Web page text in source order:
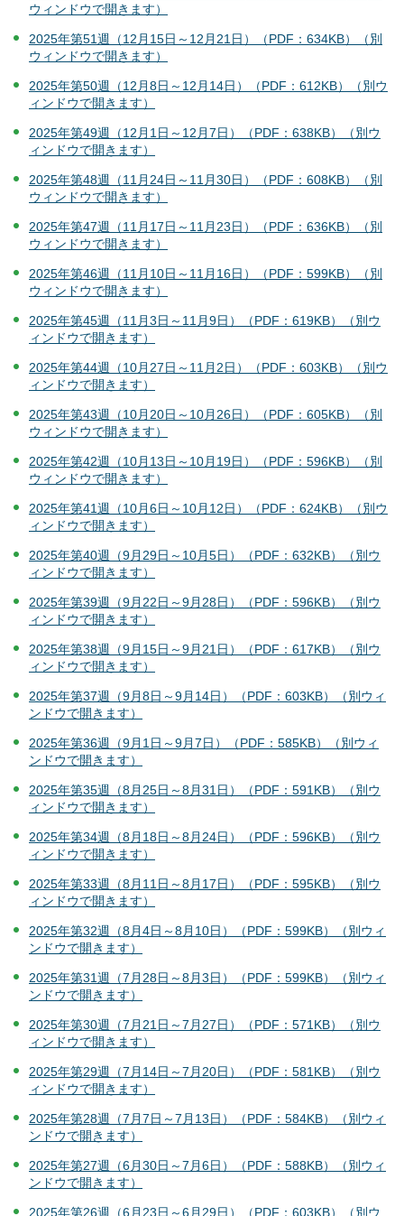
ウィンドウで開きます）
2025年第51週（12月15日～12月21日）（PDF：634KB）（別
ウィンドウで開きます）
2025年第50週（12月8日～12月14日）（PDF：612KB）（別ウ
ィンドウで開きます）
2025年第49週（12月1日～12月7日）（PDF：638KB）（別ウ
ィンドウで開きます）
2025年第48週（11月24日～11月30日）（PDF：608KB）（別
ウィンドウで開きます）
2025年第47週（11月17日～11月23日）（PDF：636KB）（別
ウィンドウで開きます）
2025年第46週（11月10日～11月16日）（PDF：599KB）（別
ウィンドウで開きます）
2025年第45週（11月3日～11月9日）（PDF：619KB）（別ウ
ィンドウで開きます）
2025年第44週（10月27日～11月2日）（PDF：603KB）（別ウ
ィンドウで開きます）
2025年第43週（10月20日～10月26日）（PDF：605KB）（別
ウィンドウで開きます）
2025年第42週（10月13日～10月19日）（PDF：596KB）（別
ウィンドウで開きます）
2025年第41週（10月6日～10月12日）（PDF：624KB）（別ウ
ィンドウで開きます）
2025年第40週（9月29日～10月5日）（PDF：632KB）（別ウ
ィンドウで開きます）
2025年第39週（9月22日～9月28日）（PDF：596KB）（別ウ
ィンドウで開きます）
2025年第38週（9月15日～9月21日）（PDF：617KB）（別ウ
ィンドウで開きます）
2025年第37週（9月8日～9月14日）（PDF：603KB）（別ウィ
ンドウで開きます）
2025年第36週（9月1日～9月7日）（PDF：585KB）（別ウィ
ンドウで開きます）
2025年第35週（8月25日～8月31日）（PDF：591KB）（別ウ
ィンドウで開きます）
2025年第34週（8月18日～8月24日）（PDF：596KB）（別ウ
ィンドウで開きます）
2025年第33週（8月11日～8月17日）（PDF：595KB）（別ウ
ィンドウで開きます）
2025年第32週（8月4日～8月10日）（PDF：599KB）（別ウィ
ンドウで開きます）
2025年第31週（7月28日～8月3日）（PDF：599KB）（別ウィ
ンドウで開きます）
2025年第30週（7月21日～7月27日）（PDF：571KB）（別ウ
ィンドウで開きます）
2025年第29週（7月14日～7月20日）（PDF：581KB）（別ウ
ィンドウで開きます）
2025年第28週（7月7日～7月13日）（PDF：584KB）（別ウィ
ンドウで開きます）
2025年第27週（6月30日～7月6日）（PDF：588KB）（別ウィ
ンドウで開きます）
2025年第26週（6月23日～6月29日）（PDF：603KB）（別ウ